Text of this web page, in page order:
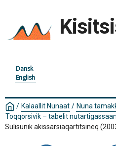
Dansk
English
/ Kalaallit Nunaat / Nuna
Toqqorsivik – tabelit
Sulisunik akissarsiaqartitsineq